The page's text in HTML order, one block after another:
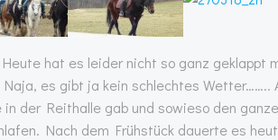
Heute hat es leider nicht so ganz
es gibt ja kein schlechtes Wetter……..
in der Reithalle gab und sowieso den
Nach dem Frühstück dauerte es